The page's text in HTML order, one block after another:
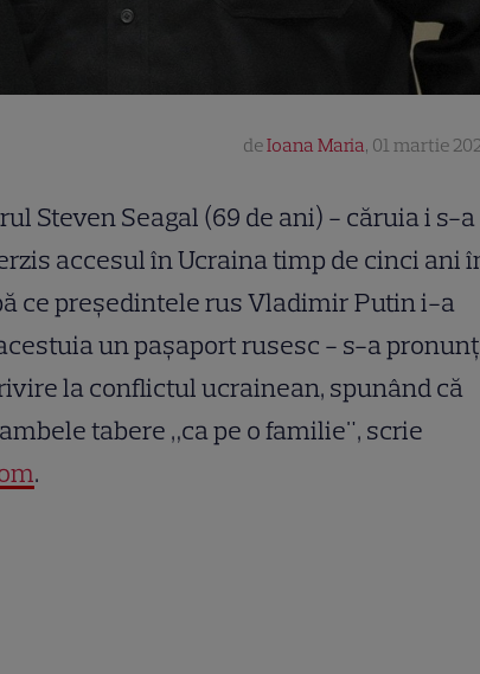
deIoana Maria, 01 martie
Steven Seagal (69 de ani) - căruia i s-a
accesul în Ucraina timp de cinci ani
ce președintele rus Vladimir Putin i-a
un pașaport rusesc - s-a
la conflictul ucrainean, spunând că
tabere „ca pe o familie", scrie
.